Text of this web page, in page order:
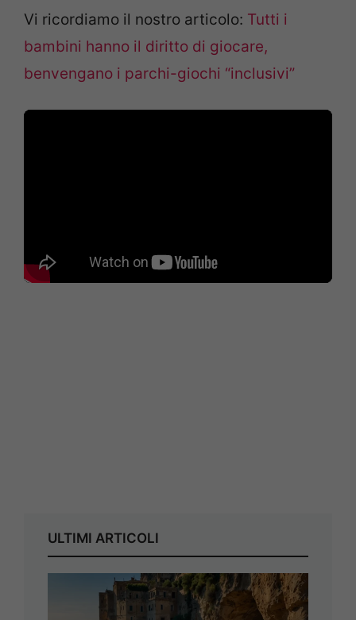
Vi ricordiamo il nostro articolo: Tutti i
bambini hanno il diritto di giocare,
benvengano i parchi-giochi “inclusivi”
ULTIMI ARTICOLI